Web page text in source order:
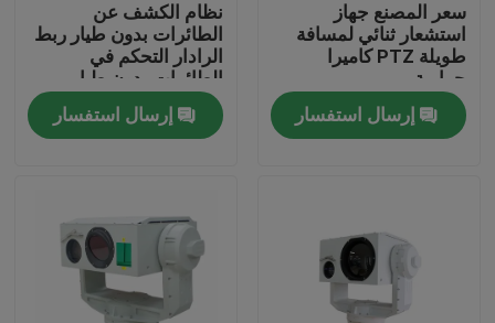
المنتجات
سعر المصنع جهاز
استشعار ثنائي لمسافة
طويلة PTZ كاميرا
حرارية
إرسال استفسار
نظام الكشف عن
الطائرات بدون طيار ربط
الرادار التحكم في
الطائرات بدون طيار
إرسال استفسار